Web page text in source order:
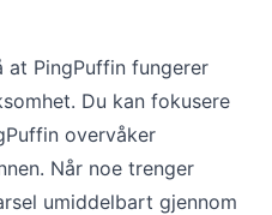
at PingPuffin fungerer
Du kan fokusere
overvåker
Når noe trenger
umiddelbart gjennom